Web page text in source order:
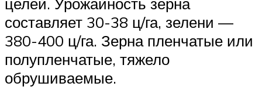
составляет 30-38 ц/га, зелени —
380-400 ц/га. Зерна пленчатые или
полупленчатые, тяжело
обрушиваемые.